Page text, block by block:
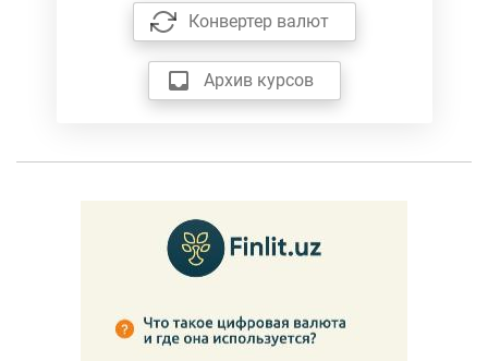
Конвертер валют
Архив курсов